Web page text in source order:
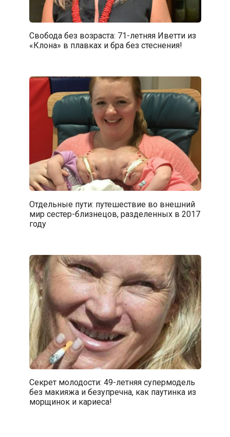
Свобода без возраста: 71-летняя Иветти из
«Клона» в плавках и бра без стеснения!
Отдельные пути: путешествие во внешний
мир сестер-близнецов, разделенных в 2017
году
Секрет молодости: 49-летняя супермодель
без макияжа и безупречна, как паутинка из
морщинок и кариеса!